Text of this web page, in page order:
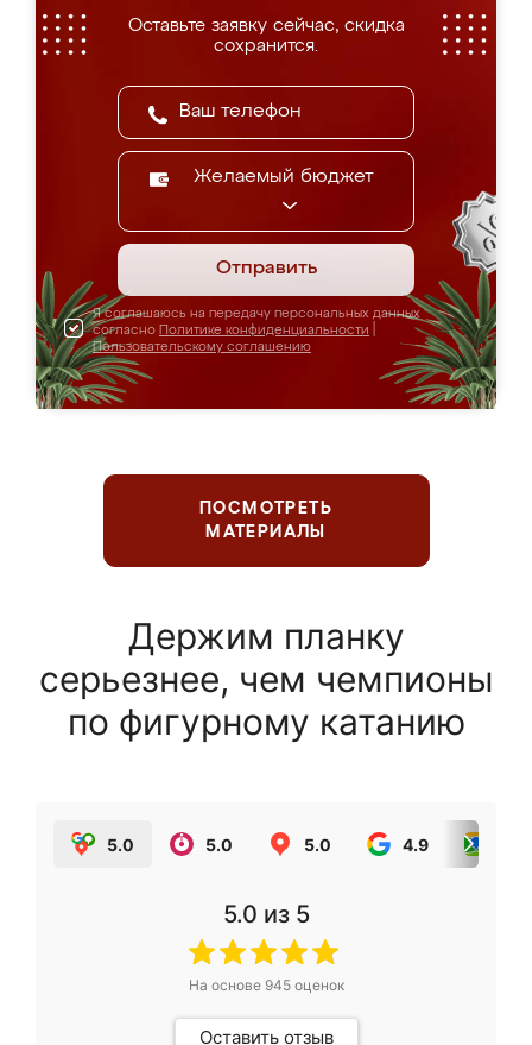
Оставьте заявку сейчас, скидка
сохранится.
Желаемый бюджет
Отправить
Я соглашаюсь на передачу персональных данных
согласно Политике конфиденциальности
Пользовательскому соглашению
ПОСМОТРЕТЬ
МАТЕРИАЛЫ
Держим планку
серьезнее, чем чемпионы
по фигурному катанию
5.0 5.0 5.0 4.9
5.0 из 5
На основе 945оценок
Оставить отзыв